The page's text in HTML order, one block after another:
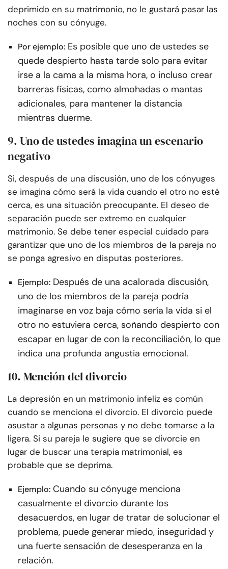
deprimido en su matrimonio, no le gustará pasar las
noches con su cónyuge.
Por ejemplo: Es posible que uno de ustedes se
quede despierto hasta tarde solo para evitar
irse a la cama a la misma hora, o incluso crear
barreras físicas, como almohadas o mantas
adicionales, para mantener la distancia
mientras duerme.
9. Uno de ustedes imagina un escenario
negativo
Si, después de una discusión, uno de los cónyuges
se imagina cómo será la vida cuando el otro no esté
cerca, es una situación preocupante. El deseo de
separación puede ser extremo en cualquier
matrimonio. Se debe tener especial cuidado para
garantizar que uno de los miembros de la pareja no
se ponga agresivo en disputas posteriores.
Ejemplo: Después de una acalorada discusión,
uno de los miembros de la pareja podría
imaginarse en voz baja cómo sería la vida si el
otro no estuviera cerca, soñando despierto con
escapar en lugar de con la reconciliación, lo que
indica una profunda angustia emocional.
10. Mención del divorcio
La depresión en un matrimonio infeliz es común
cuando se menciona el divorcio. El divorcio puede
asustar a algunas personas y no debe tomarse a la
ligera. Si su pareja le sugiere que se divorcie en
lugar de buscar una terapia matrimonial, es
probable que se deprima.
Ejemplo: Cuando su cónyuge menciona
casualmente el divorcio durante los
desacuerdos, en lugar de tratar de solucionar el
problema, puede generar miedo, inseguridad y
una fuerte sensación de desesperanza en la
relación.